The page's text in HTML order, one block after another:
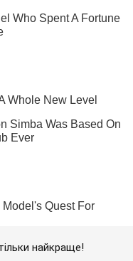
найкраще!